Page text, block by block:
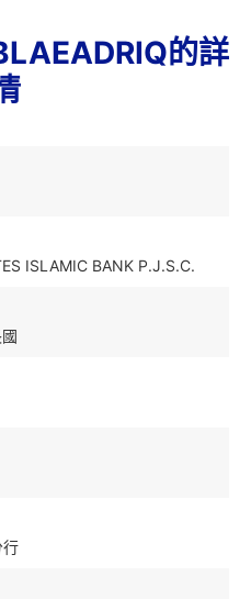
的詳
ISLAMIC BANK P.J.S.C.
行